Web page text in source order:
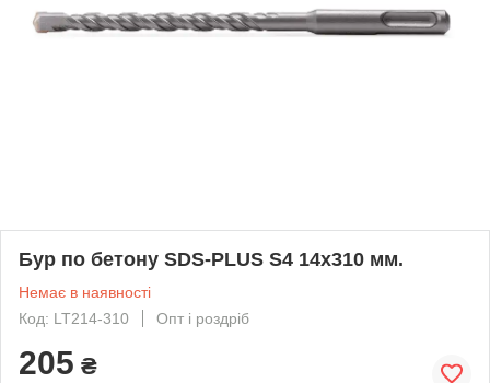
Бур по бетону SDS-PLUS S4 14x310 мм.
Немає в наявності
Код: LT214-310
Опт і роздріб
205 ₴